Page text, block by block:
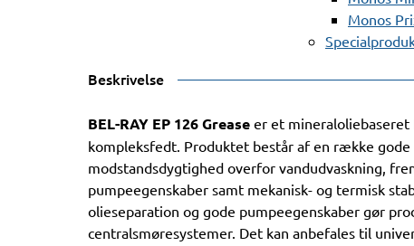
Monos
Beskrivelse
BEL-RAY EP 126 Grease er et mineraloliebaseret
kompleksfedt. Produktet består af en række gode
modstandsdygtighed overfor vandudvaskning,
pumpeegenskaber samt mekanisk- og termisk
olieseparation og gode pumpeegenskaber gør
centralsmøresystemer. Det kan anbefales til